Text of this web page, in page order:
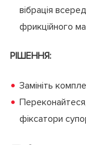
вібрація
фрикційного
РІШЕННЯ:
Замініть
фіксатори